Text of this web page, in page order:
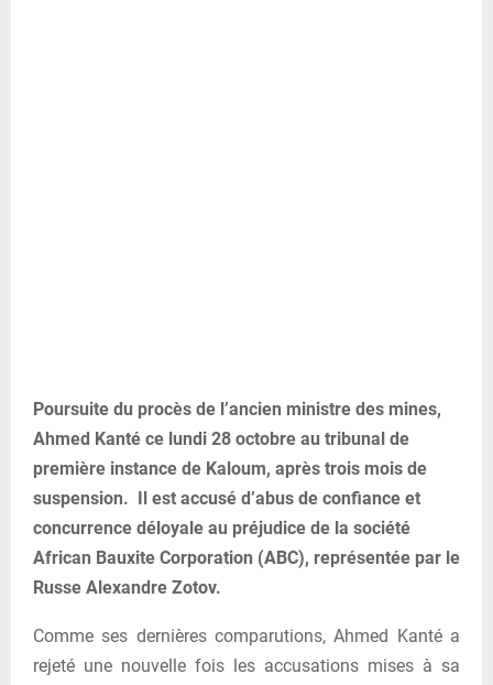
Poursuite du procès de l’ancien ministre des mines,
Ahmed Kanté ce lundi 28 octobre au tribunal de
première instance de Kaloum, après trois mois de
suspension. Il est accusé d’abus de confiance et
concurrence déloyale au préjudice de la société
African Bauxite Corporation (ABC), représentée par le
Russe Alexandre Zotov.
Comme ses dernières comparutions, Ahmed Kanté a
rejeté une nouvelle fois les accusations mises à sa